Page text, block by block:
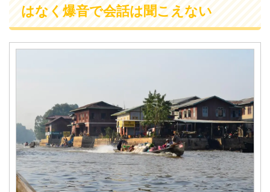
はなく爆音で会話は聞こえない